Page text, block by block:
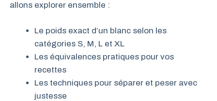
allons explorer ensemble :
Le poids exact d’un blanc selon les
catégories S, M, L et XL
Les équivalences pratiques pour vos
recettes
Les techniques pour séparer et peser avec
justesse